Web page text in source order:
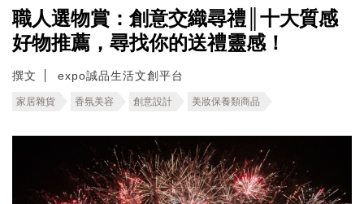
職人選物賞：創意交織尋禮║十大質感
好物推薦，尋找你的送禮靈感！
撰文 expo誠品生活文創平台
家居雜貨 香氛美容 創意設計 美妝保養類商品